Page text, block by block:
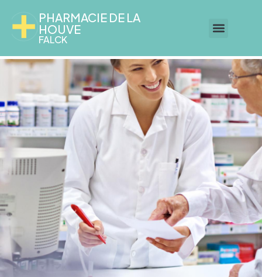
PHARMACIE DE LA
HOUVE
FALCK